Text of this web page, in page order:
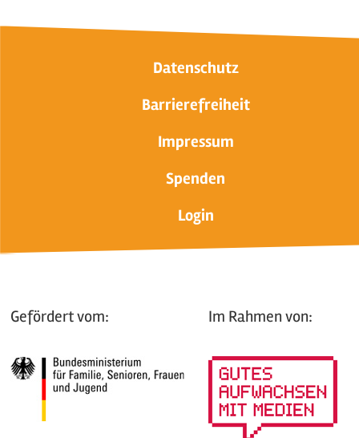
Datenschutz
Barrierefreiheit
Impressum
Spenden
Login
Gefördert vom: Im Rahmen von: